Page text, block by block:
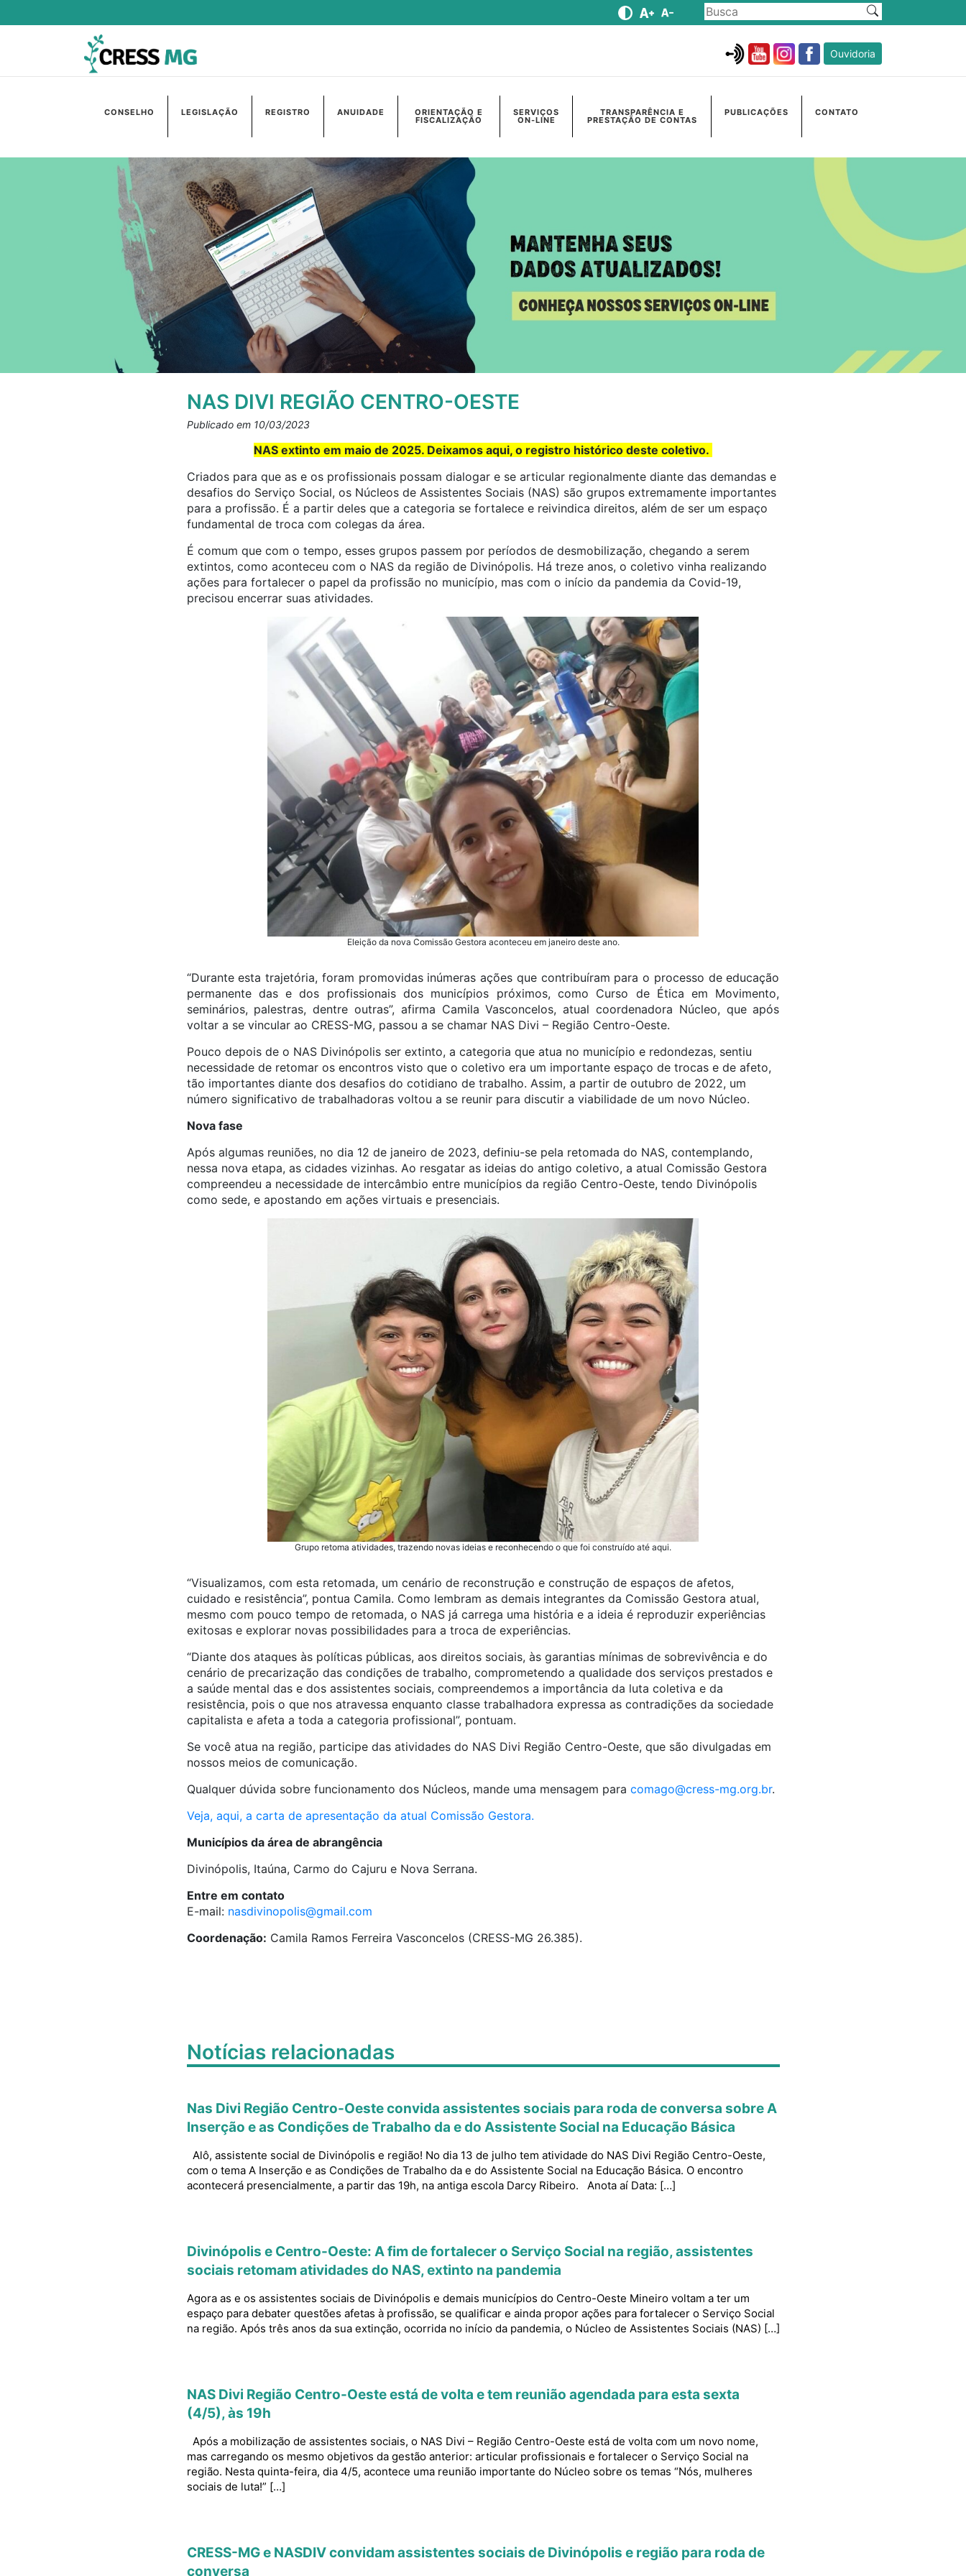
Ouvidoria
CONSELHO LEGISLAÇÃO REGISTRO ANUIDADE ORIENTAÇÃO E
FISCALIZAÇÃO
SERVIÇOS
ON-LINE
TRANSPARÊNCIA E
PRESTAÇÃO DE CONTAS
PUBLICAÇÕES CONTATO
NAS DIVI REGIÃO CENTRO-OESTE
Publicado em 10/03/2023
NAS extinto em maio de 2025. Deixamos aqui, o registro histórico deste coletivo.
Criados para que as e os profissionais possam dialogar e se articular regionalmente diante das demandas e
desafios do Serviço Social, os Núcleos de Assistentes Sociais (NAS) são grupos extremamente importantes
para a profissão. É a partir deles que a categoria se fortalece e reivindica direitos, além de ser um espaço
fundamental de troca com colegas da área.
É comum que com o tempo, esses grupos passem por períodos de desmobilização, chegando a serem
extintos, como aconteceu com o NAS da região de Divinópolis. Há treze anos, o coletivo vinha realizando
ações para fortalecer o papel da profissão no município, mas com o início da pandemia da Covid-19,
precisou encerrar suas atividades.
Eleição da nova Comissão Gestora aconteceu em janeiro deste ano.
“Durante esta trajetória, foram promovidas inúmeras ações que contribuíram para o processo de educação
permanente das e dos profissionais dos municípios próximos, como Curso de Ética em Movimento,
seminários, palestras, dentre outras”, afirma Camila Vasconcelos, atual coordenadora Núcleo, que após
voltar a se vincular ao CRESS-MG, passou a se chamar NAS Divi – Região Centro-Oeste.
Pouco depois de o NAS Divinópolis ser extinto, a categoria que atua no município e redondezas, sentiu
necessidade de retomar os encontros visto que o coletivo era um importante espaço de trocas e de afeto,
tão importantes diante dos desafios do cotidiano de trabalho. Assim, a partir de outubro de 2022, um
número significativo de trabalhadoras voltou a se reunir para discutir a viabilidade de um novo Núcleo.
Nova fase
Após algumas reuniões, no dia 12 de janeiro de 2023, definiu-se pela retomada do NAS, contemplando,
nessa nova etapa, as cidades vizinhas. Ao resgatar as ideias do antigo coletivo, a atual Comissão Gestora
compreendeu a necessidade de intercâmbio entre municípios da região Centro-Oeste, tendo Divinópolis
como sede, e apostando em ações virtuais e presenciais.
Grupo retoma atividades, trazendo novas ideias e reconhecendo o que foi construído até aqui.
“Visualizamos, com esta retomada, um cenário de reconstrução e construção de espaços de afetos,
cuidado e resistência”, pontua Camila. Como lembram as demais integrantes da Comissão Gestora atual,
mesmo com pouco tempo de retomada, o NAS já carrega uma história e a ideia é reproduzir experiências
exitosas e explorar novas possibilidades para a troca de experiências.
“Diante dos ataques às políticas públicas, aos direitos sociais, às garantias mínimas de sobrevivência e do
cenário de precarização das condições de trabalho, comprometendo a qualidade dos serviços prestados e
a saúde mental das e dos assistentes sociais, compreendemos a importância da luta coletiva e da
resistência, pois o que nos atravessa enquanto classe trabalhadora expressa as contradições da sociedade
capitalista e afeta a toda a categoria profissional”, pontuam.
Se você atua na região, participe das atividades do NAS Divi Região Centro-Oeste, que são divulgadas em
nossos meios de comunicação.
Qualquer dúvida sobre funcionamento dos Núcleos, mande uma mensagem para comago@cress-mg.org.br.
Veja, aqui, a carta de apresentação da atual Comissão Gestora.
Municípios da área de abrangência
Divinópolis, Itaúna, Carmo do Cajuru e Nova Serrana.
Entre em contato
E-mail: nasdivinopolis@gmail.com
Coordenação: Camila Ramos Ferreira Vasconcelos (CRESS-MG 26.385).
Notícias relacionadas
Nas Divi Região Centro-Oeste convida assistentes sociais para roda de conversa sobre A
Inserção e as Condições de Trabalho da e do Assistente Social na Educação Básica
​Alô, assistente social de Divinópolis e região! No dia ​13 de​ julho tem atividade ​do NAS Divi Região Centro-Oeste​,
com o tema ​A Inserção e as Condições de Trabalho da e do Assistente Social na Educação Básica. ​O encontro
acontecerá presencialmente, a partir das 19h, na antiga escola Darcy Ribeiro.​ Anota aí Data: […]
Divinópolis e Centro-Oeste: A fim de fortalecer o Serviço Social na região, assistentes
sociais retomam atividades do NAS, extinto na pandemia
Agora as e os assistentes sociais de Divinópolis e demais municípios do Centro-Oeste Mineiro voltam a ter um
espaço para debater questões afetas à profissão, se qualificar e ainda propor ações para fortalecer o Serviço Social
na região. Após três anos da sua extinção, ocorrida no início da pandemia, o Núcleo de Assistentes Sociais (NAS) […]
NAS Divi Região Centro-Oeste está de volta e tem reunião agendada para esta sexta
(4/5), às 19h
Após a mobilização de assistentes sociais, o NAS Divi – Região Centro-Oeste está de volta com um novo nome,
mas carregando os mesmo objetivos da gestão anterior: articular profissionais e fortalecer o Serviço Social na
região. Nesta quinta-feira, dia 4/5, acontece uma reunião importante do Núcleo sobre os temas “Nós, mulheres
sociais de luta!” […]
CRESS-MG e NASDIV convidam assistentes sociais de Divinópolis e região para roda de
conversa